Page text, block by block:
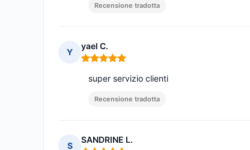
Recensione tradotta
Y
yael C.
Nota: 5 su 5
super servizio clienti
Recensione tradotta
S
SANDRINE L.